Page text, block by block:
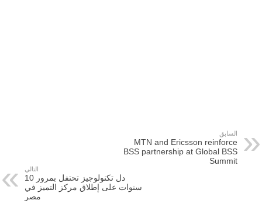
السابق
MTN and Ericsson reinforce
BSS partnership at Global BSS
Summit
التالي
دل تكنولوجيز تحتفل بمرور 10
سنوات على إطلاق مركز التميز في
مصر